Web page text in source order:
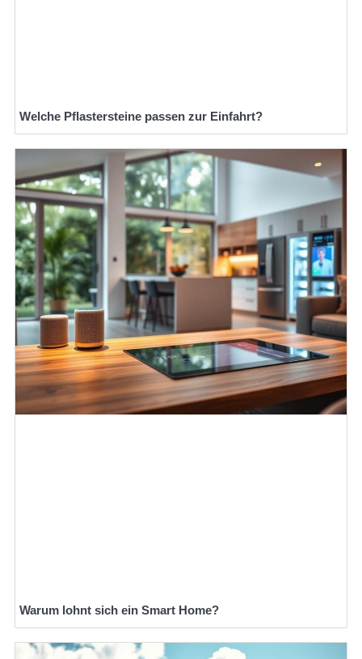
Welche Pflastersteine passen zur Einfahrt?
Warum lohnt sich ein Smart Home?